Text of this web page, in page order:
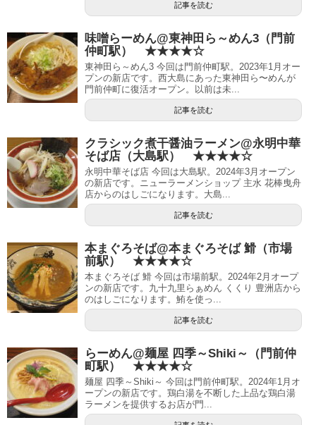
記事を読む
味噌らーめん@東神田ら～めん3（門前
仲町駅） ★★★★☆
東神田ら～めん3 今回は門前仲町駅。2023年1月オー
プンの新店です。西大島にあった東神田ら〜めんが
門前仲町に復活オープン。以前は未...
記事を読む
クラシック煮干醤油ラーメン@永明中華
そば店（大島駅） ★★★★☆
永明中華そば店 今回は大島駅。2024年3月オープン
の新店です。ニューラーメンショップ 主水 花棒曳舟
店からのはしごになります。大島...
記事を読む
本まぐろそば@本まぐろそば 䱻（市場
前駅） ★★★★☆
本まぐろそば 䱻 今回は市場前駅。2024年2月オープ
ンの新店です。九十九里らぁめん くくり 豊洲店から
のはしごになります。鮪を使っ...
記事を読む
らーめん@麺屋 四季～Shiki～（門前仲
町駅） ★★★★☆
麺屋 四季～Shiki～ 今回は門前仲町駅。2024年1月オ
ープンの新店です。鶏白湯を不断した上品な鶏白湯
ラーメンを提供するお店が門...